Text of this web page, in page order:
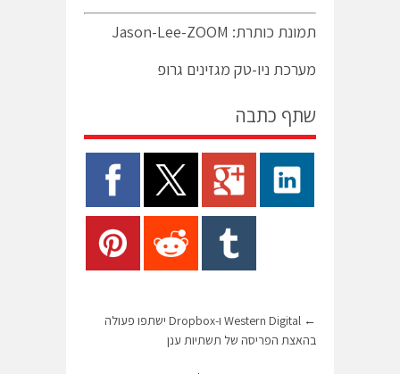
תמונת כותרת: Jason-Lee-ZOOM
מערכת ניו-טק מגזינים גרופ
שתף כתבה
←
Western Digital ו-Dropbox ישתפו פעולה
בהאצת הפריסה של תשתיות ענן